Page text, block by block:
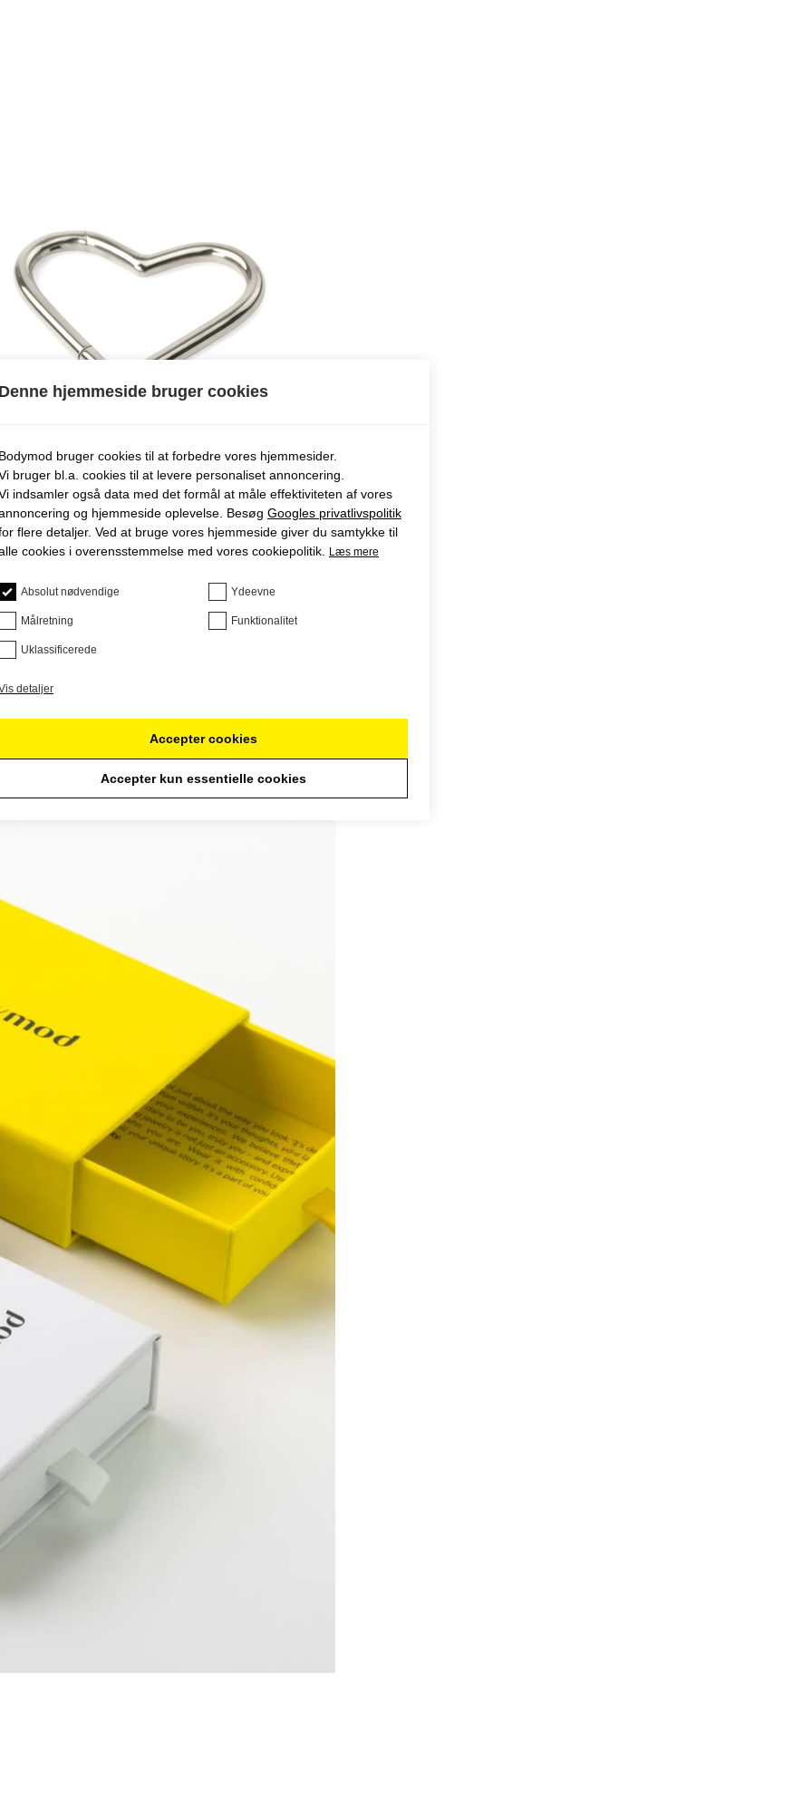
hjemmeside bruger cookies
bruger cookies til at forbedre vores hjemmesider.
bruger bl.a. cookies til at levere personaliset annoncering.
indsamler også data med det formål at måle effektiviteten af ​​vores
og hjemmeside oplevelse. Besøg Googles privatlivspolitik
flere detaljer. Ved at bruge vores hjemmeside giver du samtykke til
cookies i overensstemmelse med vores cookiepolitik.
Læs mere
Absolut nødvendige Ydeevne
Målretning Funktionalitet
Uklassificerede
detaljer
Accepter cookies
Accepter kun essentielle cookies